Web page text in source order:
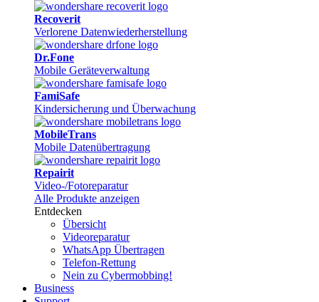
Recoverit
Verlorene Datenwiederherstellung
Dr.Fone
Mobile Geräteverwaltung
FamiSafe
Kindersicherung und Überwachung
MobileTrans
Mobile Datenübertragung
Repairit
Video-/Fotoreparatur
Alle Produkte anzeigen
Entdecken
Übersicht
Videoreparatur
WhatsApp Übertragen
Telefon-Rettung
Nein zu Cybermobbing!
Business